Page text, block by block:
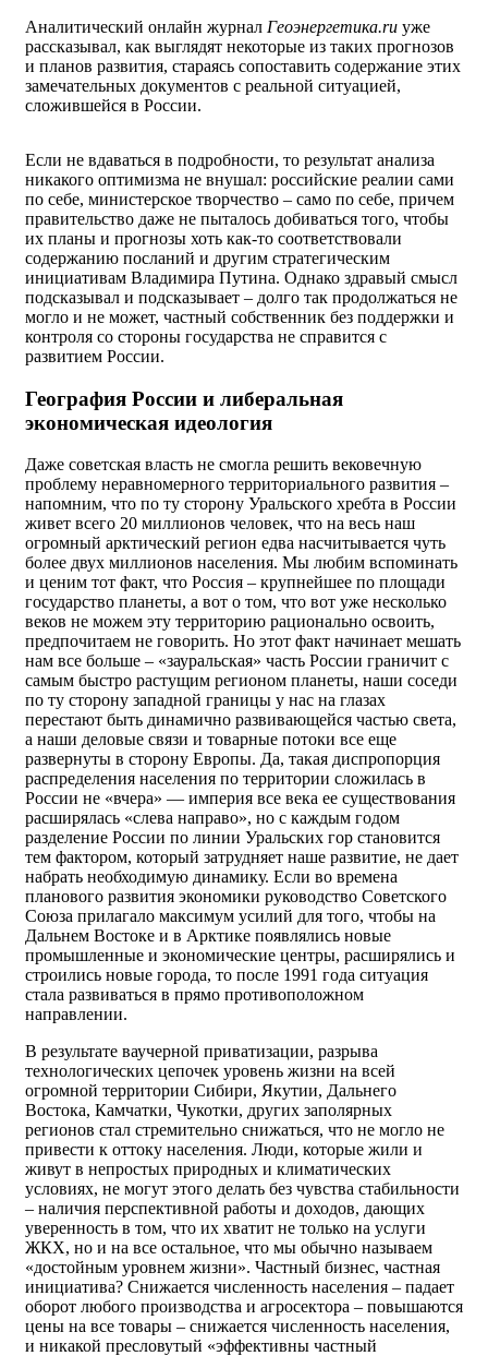
Аналитический онлайн журнал Геоэнергетика.ru уже
рассказывал, как выглядят некоторые из таких прогнозов
и планов развития, стараясь сопоставить содержание этих
замечательных документов с реальной ситуацией,
сложившейся в России.
Если не вдаваться в подробности, то результат анализа
никакого оптимизма не внушал: российские реалии сами
по себе, министерское творчество – само по себе, причем
правительство даже не пыталось добиваться того, чтобы
их планы и прогнозы хоть как-то соответствовали
содержанию посланий и другим стратегическим
инициативам Владимира Путина. Однако здравый смысл
подсказывал и подсказывает – долго так продолжаться не
могло и не может, частный собственник без поддержки и
контроля со стороны государства не справится с
развитием России.
География России и либеральная
экономическая идеология
Даже советская власть не смогла решить вековечную
проблему неравномерного территориального развития –
напомним, что по ту сторону Уральского хребта в России
живет всего 20 миллионов человек, что на весь наш
огромный арктический регион едва насчитывается чуть
более двух миллионов населения. Мы любим вспоминать
и ценим тот факт, что Россия – крупнейшее по площади
государство планеты, а вот о том, что вот уже несколько
веков не можем эту территорию рационально освоить,
предпочитаем не говорить. Но этот факт начинает мешать
нам все больше – «зауральская» часть России граничит с
самым быстро растущим регионом планеты, наши соседи
по ту сторону западной границы у нас на глазах
перестают быть динамично развивающейся частью света,
а наши деловые связи и товарные потоки все еще
развернуты в сторону Европы. Да, такая диспропорция
распределения населения по территории сложилась в
России не «вчера» — империя все века ее существования
расширялась «слева направо», но с каждым годом
разделение России по линии Уральских гор становится
тем фактором, который затрудняет наше развитие, не дает
набрать необходимую динамику. Если во времена
планового развития экономики руководство Советского
Союза прилагало максимум усилий для того, чтобы на
Дальнем Востоке и в Арктике появлялись новые
промышленные и экономические центры, расширялись и
строились новые города, то после 1991 года ситуация
стала развиваться в прямо противоположном
направлении.
В результате ваучерной приватизации, разрыва
технологических цепочек уровень жизни на всей
огромной территории Сибири, Якутии, Дальнего
Востока, Камчатки, Чукотки, других заполярных
регионов стал стремительно снижаться, что не могло не
привести к оттоку населения. Люди, которые жили и
живут в непростых природных и климатических
условиях, не могут этого делать без чувства стабильности
– наличия перспективной работы и доходов, дающих
уверенность в том, что их хватит не только на услуги
ЖКХ, но и на все остальное, что мы обычно называем
«достойным уровнем жизни». Частный бизнес, частная
инициатива? Снижается численность населения – падает
оборот любого производства и агросектора – повышаются
цены на все товары – снижается численность населения,
и никакой пресловутый «эффективны частный